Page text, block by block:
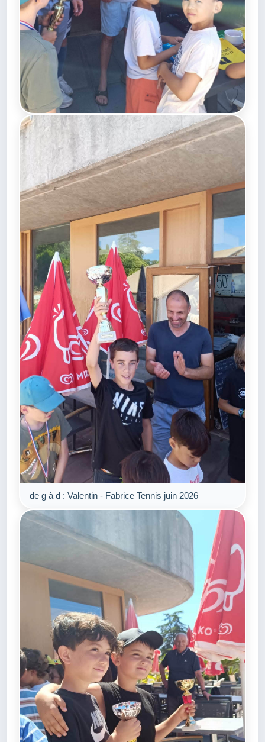
de g à d : Valentin - Fabrice Tennis juin 2026